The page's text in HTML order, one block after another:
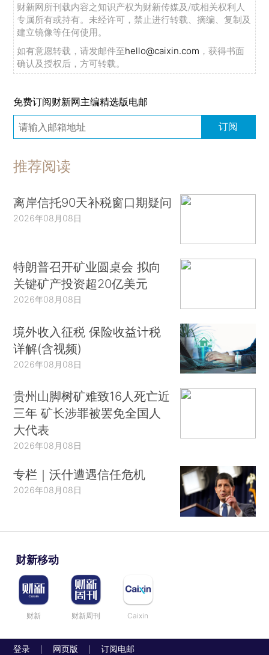
财新网所刊载内容之知识产权为财新传媒及/或相关权利人
专属所有或持有。未经许可，禁止进行转载、摘编、复制及
建立镜像等任何使用。
如有意愿转载，请发邮件至hello@caixin.com ，获得书面
确认及授权后，方可转载。
免费订阅财新网主编精选版电邮
订阅
推荐阅读
离岸信托90天补税窗口期疑问
2026年08月08日
特朗普召开矿业圆桌会 拟向
关键矿产投资超20亿美元
2026年08月08日
境外收入征税 保险收益计税
详解(含视频)
2026年08月08日
贵州山脚树矿难致16人死亡近
三年 矿长涉罪被罢免全国人
大代表
2026年08月08日
专栏｜沃什遭遇信任危机
2026年08月08日
财新移动
财新 财新周刊 Caixin
登录 网页版 订阅电邮